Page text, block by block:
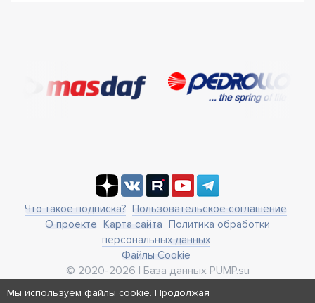
Что такое подписка? Пользовательское соглашение
О проекте Карта сайта Политика обработки
персональных данных
Файлы Cookie
© 2020-2026 | База данных PUMP.su
Мы используем файлы cookie. Продолжая